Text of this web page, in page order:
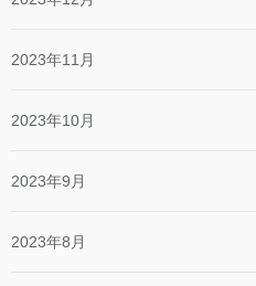
2023年11月
2023年10月
2023年9月
2023年8月